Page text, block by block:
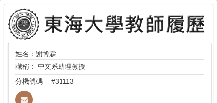
姓名：謝博霖
職稱： 中文系助理教授
分機號碼： #31113